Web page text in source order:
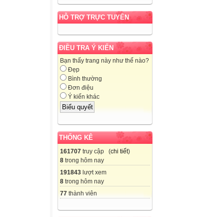
HỖ TRỢ TRỰC TUYẾN
ĐIỀU TRA Ý KIẾN
Bạn thấy trang này như thế nào?
Đẹp
Bình thường
Đơn điệu
Ý kiến khác
THỐNG KÊ
161707 truy cập (chi tiết)
8 trong hôm nay
191843 lượt xem
8 trong hôm nay
77 thành viên